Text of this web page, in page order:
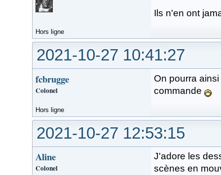
Ils n'en ont
Hors ligne
2021-10-27 10:41:27
fcbrugge
Colonel
On pourra
commande
Hors ligne
2021-10-27 12:53:15
Aline
Colonel
J'adore les
scènes en